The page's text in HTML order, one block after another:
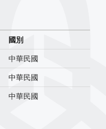
國別
中華民國
中華民國
中華民國